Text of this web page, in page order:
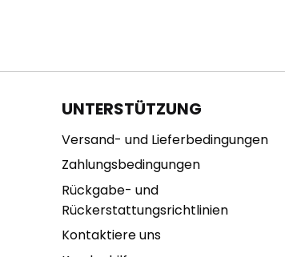
UNTERSTÜTZUNG
Versand- und Lieferbedingungen
Zahlungsbedingungen
Rückgabe- und
Rückerstattungsrichtlinien
Kontaktiere uns